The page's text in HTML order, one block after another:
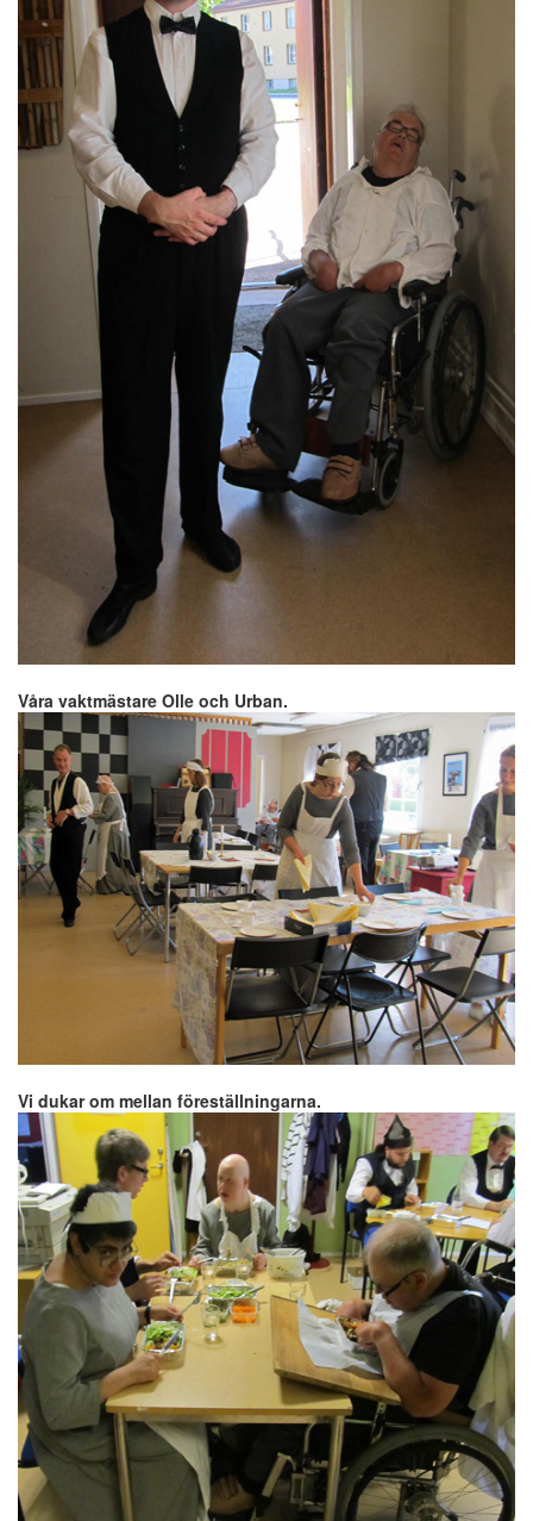
Våra vaktmästare Olle och Urban.
Vi dukar om mellan föreställningarna.